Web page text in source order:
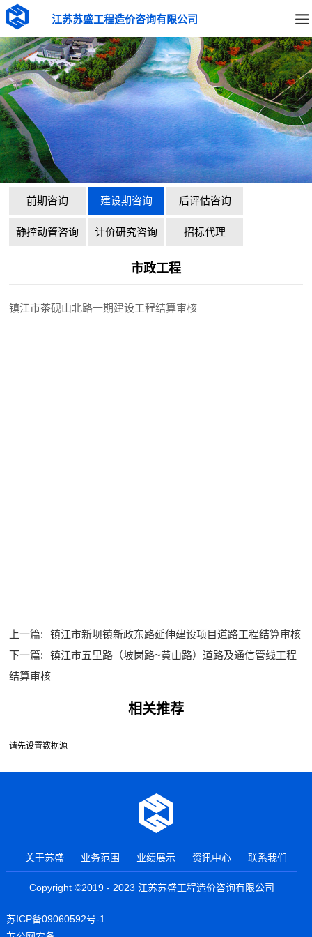
江苏苏盛工程造价咨询有限公司
前期咨询 建设期咨询 后评估咨询
静控动管咨询 计价研究咨询 招标代理
市政工程
镇江市茶砚山北路一期建设工程结算审核
上一篇:
镇江市新坝镇新政东路延伸建设项目道路工程结算审核
下一篇:
镇江市五里路（坡岗路~黄山路）道路及通信管线工程
结算审核
相关推荐
请先设置数据源
关于苏盛 业务范围 业绩展示 资讯中心 联系我们
Copyright ©2019 - 2023 江苏苏盛工程造价咨询有限公司
苏ICP备09060592号-1